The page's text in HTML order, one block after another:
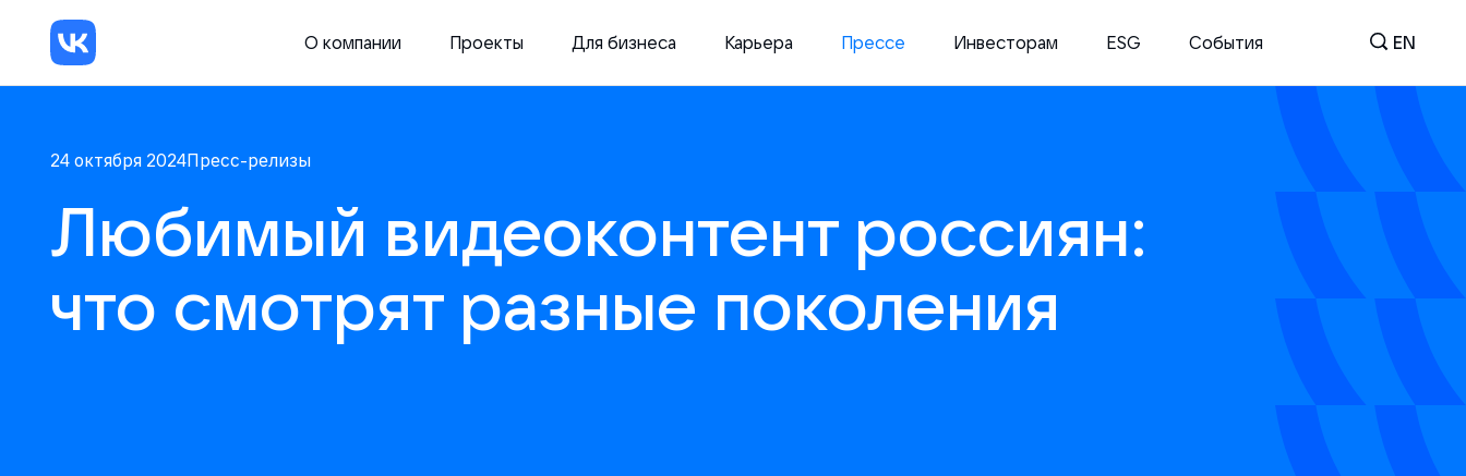
EN
О компании Проекты Для бизнеса Карьера Прессе Инвесторам ESG События
24 октября 2024Пресс-релизы
Любимый видеоконтент россиян:
что смотрят разные поколения